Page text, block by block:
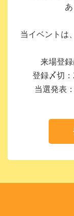
当イベントは
来場登
登録〆切
当選発表